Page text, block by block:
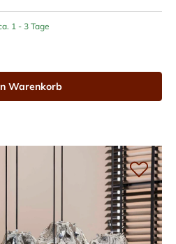
1 - 3 Tage
Warenkorb